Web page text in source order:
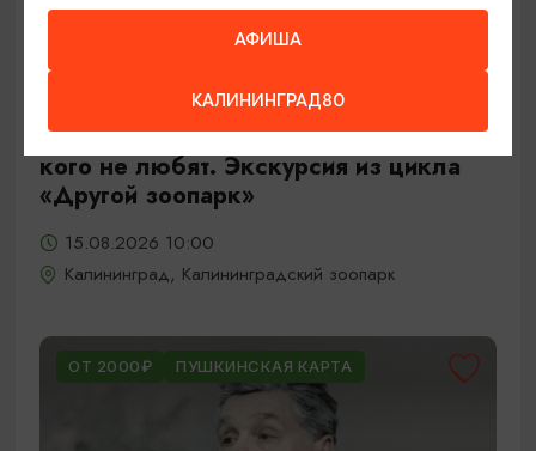
Тайны панциря и чешуи или о тех,
кого не любят. Экскурсия из цикла
«Другой зоопарк»
15.08.2026 10:00
Калининград, Калининградский зоопарк
ОТ 2000₽ ПУШКИНСКАЯ КАРТА
АФИША
КАЛИНИНГРАД80